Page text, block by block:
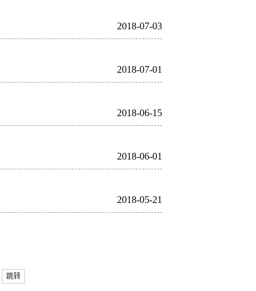
2018-07-03
2018-07-01
2018-06-15
2018-06-01
2018-05-21
跳转